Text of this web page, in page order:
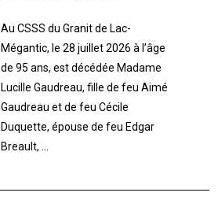
Au CSSS du Granit de Lac-
Mégantic, le 28 juillet 2026 à l’âge
de 95 ans, est décédée Madame
Lucille Gaudreau, fille de feu Aimé
Gaudreau et de feu Cécile
Duquette, épouse de feu Edgar
Breault, ...